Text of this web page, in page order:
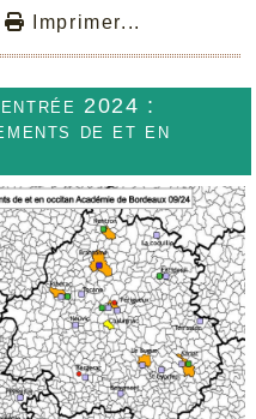
Imprimer...
2024 :
de et en